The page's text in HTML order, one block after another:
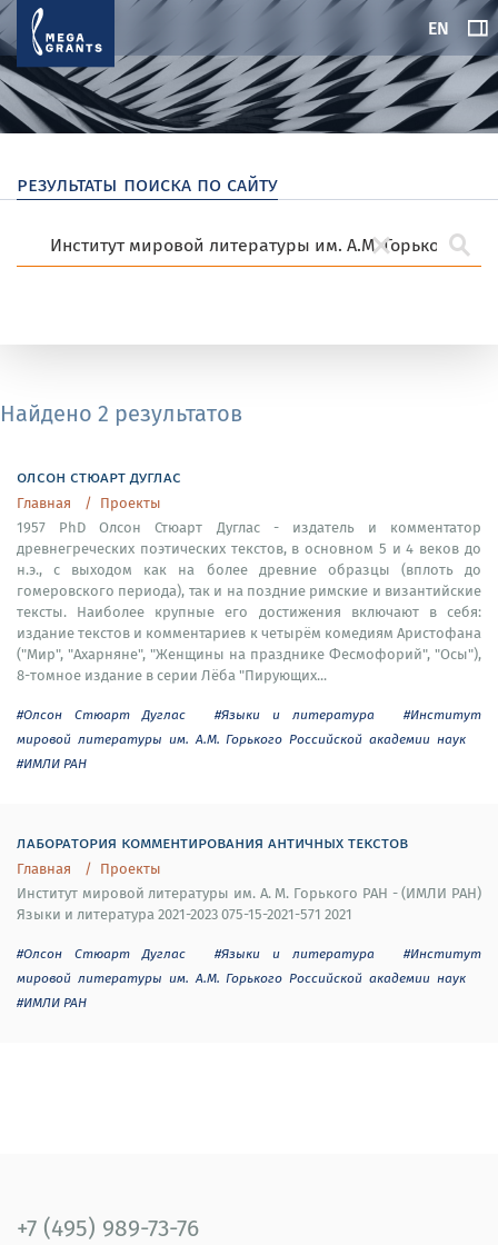
EN
результаты поиска по сайту
Найдено 2 результатов
олсон стюарт дуглас
Главная
Проекты
1957 PhD Олсон Стюарт Дуглас - издатель и комментатор
древнегреческих поэтических текстов, в основном 5 и 4 веков до
н.э., с выходом как на более древние образцы (вплоть до
гомеровского периода), так и на поздние римские и византийские
тексты. Наиболее крупные его достижения включают в себя:
издание текстов и комментариев к четырём комедиям Аристофана
("Мир", "Ахарняне", "Женщины на празднике Фесмофорий", "Осы"),
8-томное издание в серии Лёба "Пирующих...
#Олсон Стюарт Дуглас #Языки и литература
#Институт
мировой литературы им. А.М. Горького Российской академии наук
#ИМЛИ РАН
лаборатория комментирования античных текстов
Главная
Проекты
Институт мировой литературы им. А. М. Горького РАН - (ИМЛИ РАН)
Языки и литература 2021-2023 075-15-2021-571 2021
#Олсон Стюарт Дуглас #Языки и литература
#Институт
мировой литературы им. А.М. Горького Российской академии наук
#ИМЛИ РАН
+7 (495) 989-73-76